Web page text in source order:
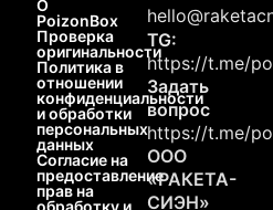
О
PoizonBox
Проверка
оригинальности
Политика в
отношении
конфиденциальности
и обработки
персональных
данных
Согласие на
предоставление
прав на
обработку и
TG:
https://t.me/
Задать
вопрос
https://t.me/
ООО
«РАКЕТА-
СИЭН»